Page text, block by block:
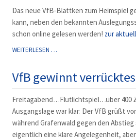
Das neue VfB-Blättken zum Heimspiel
kann, neben den bekannten
schon online gelesen werden! zur
WEITERLESEN …NEUES
VfB gewinnt
Freitagabend…Flutlichtspiel…über 400
Ausgangslage war klar: Der VfB grüßt
während Grafenwald gegen den
eigentlich eine klare Angelegenheit,